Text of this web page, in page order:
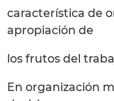
característica de
apropiación de
los frutos del
En organización